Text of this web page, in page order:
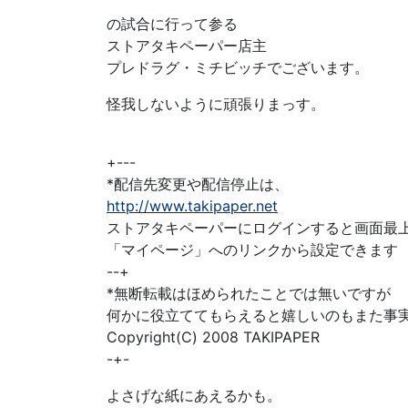
の試合に行って参る
ストアタキペーパー店主
プレドラグ・ミチビッチでございます。
怪我しないように頑張りまっす。
+---
*配信先変更や配信停止は、
http://www.takipaper.net
ストアタキペーパーにログインすると画面最
「マイページ」へのリンクから設定できます
--+
*無断転載はほめられたことでは無いですが
何かに役立ててもらえると嬉しいのもまた事
Copyright(C) 2008 TAKIPAPER
-+-
よさげな紙にあえるかも。